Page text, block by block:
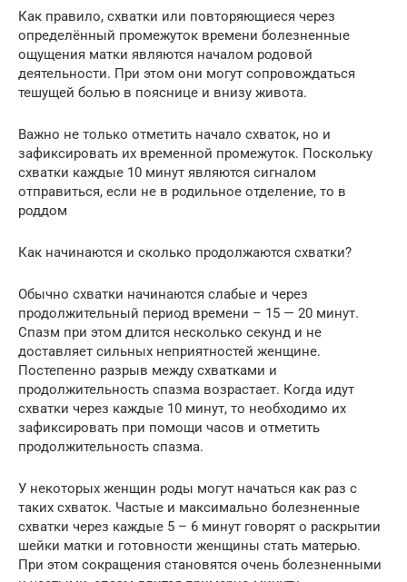
Как правило, схватки или повторяющиеся через
определённый промежуток времени болезненные
ощущения матки являются началом родовой
деятельности. При этом они могут сопровождаться
тешущей болью в пояснице и внизу живота.
Важно не только отметить начало схваток, но и
зафиксировать их временной промежуток. Поскольку
схватки каждые 10 минут являются сигналом
отправиться, если не в родильное отделение, то в
роддом
Как начинаются и сколько продолжаются схватки?
Обычно схватки начинаются слабые и через
продолжительный период времени – 15 — 20 минут.
Спазм при этом длится несколько секунд и не
доставляет сильных неприятностей женщине.
Постепенно разрыв между схватками и
продолжительность спазма возрастает. Когда идут
схватки через каждые 10 минут, то необходимо их
зафиксировать при помощи часов и отметить
продолжительность спазма.
У некоторых женщин роды могут начаться как раз с
таких схваток. Частые и максимально болезненные
схватки через каждые 5 – 6 минут говорят о раскрытии
шейки матки и готовности женщины стать матерью.
При этом сокращения становятся очень болезненными